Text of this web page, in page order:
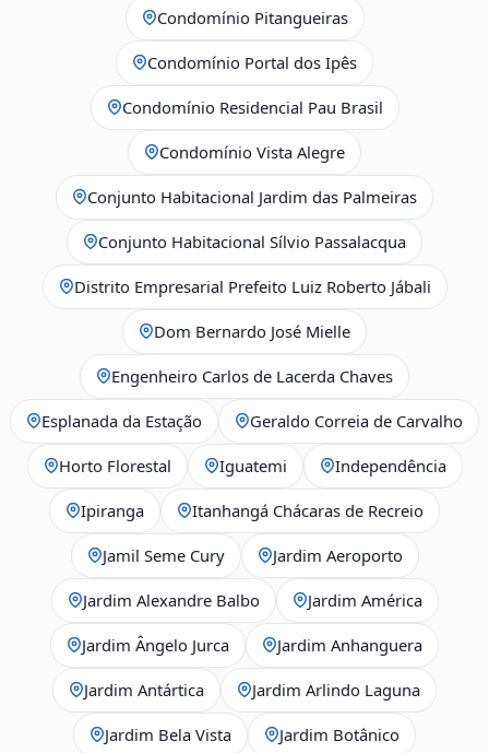
Condomínio Pitangueiras
Condomínio Portal dos Ipês
Condomínio Residencial Pau Brasil
Condomínio Vista Alegre
Conjunto Habitacional Jardim das Palmeiras
Conjunto Habitacional Sílvio Passalacqua
Distrito Empresarial Prefeito Luiz Roberto Jábali
Dom Bernardo José Mielle
Engenheiro Carlos de Lacerda Chaves
Esplanada da Estação Geraldo Correia de Carvalho
Horto Florestal Iguatemi Independência
Ipiranga Itanhangá Chácaras de Recreio
Jamil Seme Cury Jardim Aeroporto
Jardim Alexandre Balbo Jardim América
Jardim Ângelo Jurca Jardim Anhanguera
Jardim Antártica Jardim Arlindo Laguna
Jardim Bela Vista Jardim Botânico